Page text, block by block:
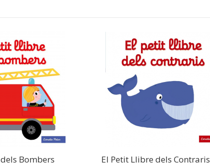
Bombers El Petit Llibre dels Contraris